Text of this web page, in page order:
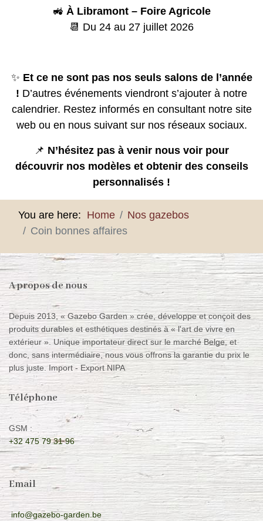
🚜 À Libramont – Foire Agricole
📆 Du 24 au 27 juillet 2026
✨ Et ce ne sont pas nos seuls salons de l’année
! D’autres événements viendront s’ajouter à notre
calendrier. Restez informés en consultant notre site
web ou en nous suivant sur nos réseaux sociaux.
📌 N’hésitez pas à venir nous voir pour
découvrir nos modèles et obtenir des conseils
personnalisés !
You are here: Home
Nos gazebos
Coin bonnes affaires
A propos de nous
Depuis 2013, « Gazebo Garden » crée, développe et conçoit des
produits durables et esthétiques destinés à « l'art de vivre en
extérieur ». Unique importateur direct sur le marché Belge, et
donc, sans intermédiaire, nous vous offrons la garantie du prix le
plus juste. Import - Export NIPA
Téléphone
GSM :
+32 475 79 31 96
Email
info@gazebo-garden.be